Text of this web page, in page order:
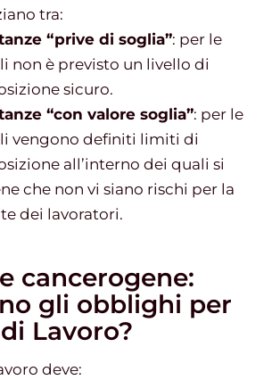
tra:
“prive di soglia”: per le
non è previsto un livello di
sicuro.
“con valore soglia”: per le
vengono definiti limiti di
all’interno dei quali si
che non vi siano rischi per la
dei lavoratori.
cancerogene:
gli obblighi per
Lavoro?
deve: